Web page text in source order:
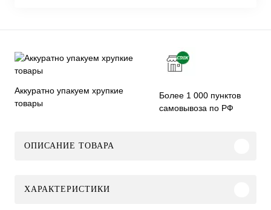
Аккуратно упакуем хрупкие
товары
Более 1 000 пунктов
самовывоза по РФ
ОПИСАНИЕ ТОВАРА
ХАРАКТЕРИСТИКИ